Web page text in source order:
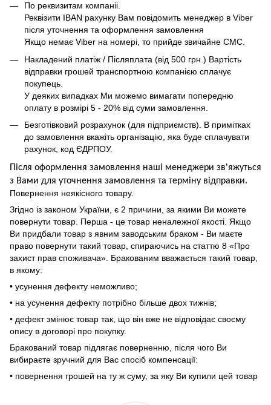
По реквизитам компаніі.
Реквізити IBAN рахунку Вам повідомить менеджер в Viber
після уточнення та оформлення замовлення
Якщо немає Viber на номері, то прийде звичайне СМС.
Накладений платіж / Післяплата (від 500 грн.) Вартість
відправки грошей транспортною компанією сплачує
покупець.
У деяких випадках Ми можемо вимагати попередню
оплату в розмірі 5 - 20% від суми замовлення.
Безготівковий розрахунок (для підприємств). В примітках
до замовлення вкажіть організацію, яка буде сплачувати
рахунок, код ЄДРПОУ.
Після оформлення замовлення наші менеджери зв'яжуться
з Вами для уточнення замовлення та терміну відправки.
Повернення неякісного товару.
Згідно із законом України, є 2 причини, за якими Ви можете
повернути товар. Перша - це товар неналежної якості. Якщо
Ви придбали товар з явним заводським браком - Ви маєте
право повернути такий товар, спираючись на статтю 8 «Про
захист прав споживача». Бракованим вважається такий товар,
в якому:
• усунення дефекту неможливо;
• на усунення дефекту потрібно більше двох тижнів;
• дефект змінює товар так, що він вже не відповідає своєму
опису в договорі про покупку.
Бракований товар підлягає поверненню, після чого Ви
вибираєте зручний для Вас спосіб компенсації:
• повернення грошей на ту ж суму, за яку Ви купили цей товар